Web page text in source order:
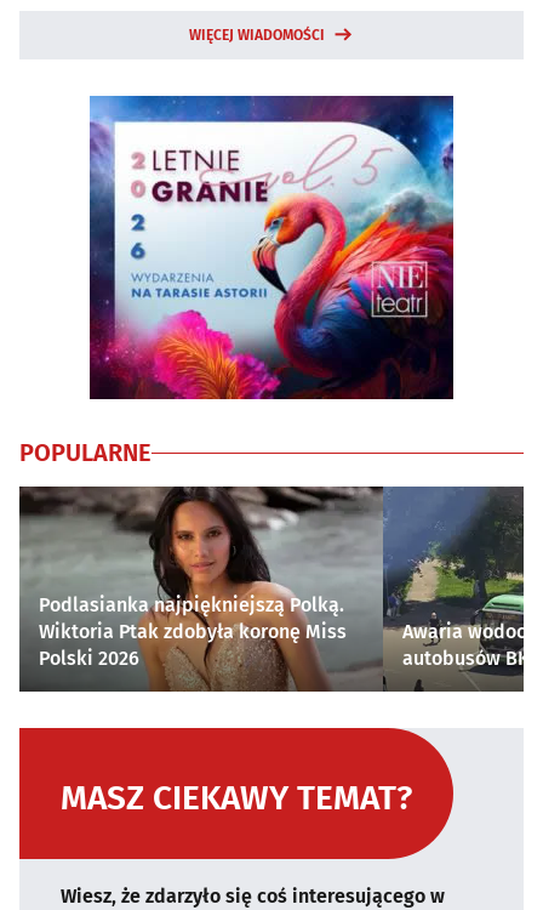
WIĘCEJ WIADOMOŚCI
POPULARNE
Podlasianka najpiękniejszą Polką.
Wiktoria Ptak zdobyła koronę Miss
Polski 2026
Awaria
autobusów
MASZ CIEKAWY TEMAT?
Wiesz, że zdarzyło się coś interesującego w